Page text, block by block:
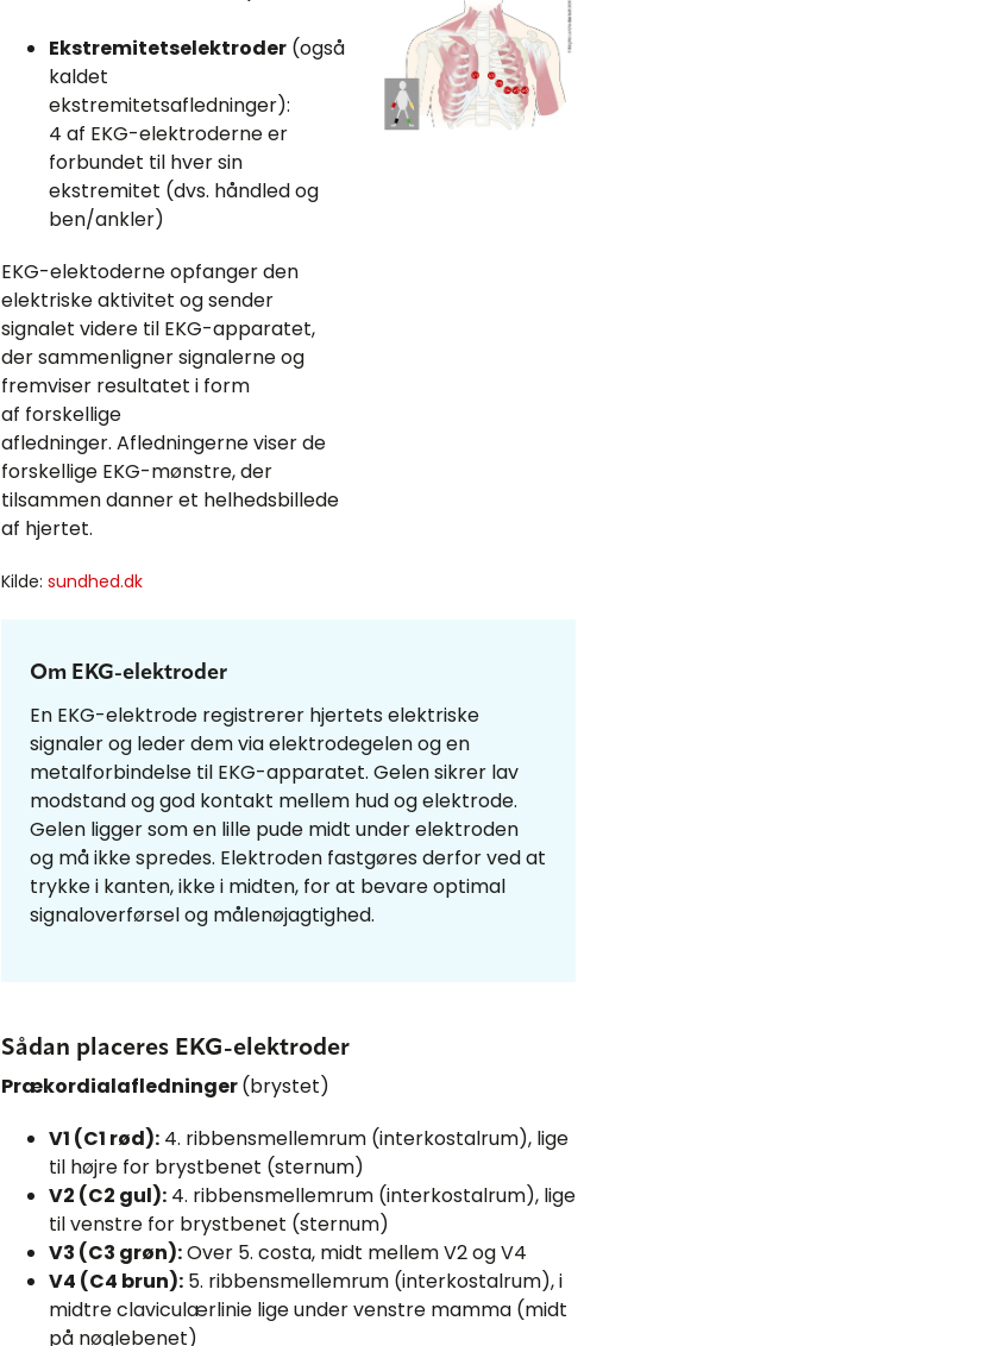
Ekstremitetselektroder (også
kaldet
ekstremitetsafledninger):
4 af EKG-elektroderne er
forbundet til hver sin
ekstremitet (dvs. håndled og
ben/ankler)
EKG-elektoderne opfanger den
elektriske aktivitet og sender
signalet videre til EKG-apparatet,
der sammenligner signalerne og
fremviser resultatet i form
af forskellige
afledninger. Afledningerne viser de
forskellige EKG-mønstre, der
tilsammen danner et helhedsbillede
af hjertet.
Kilde: sundhed.dk
Om EKG-elektroder
En EKG-elektrode registrerer hjertets elektriske
signaler og leder dem via elektrodegelen og en
metalforbindelse til EKG-apparatet. Gelen sikrer lav
modstand og god kontakt mellem hud og elektrode.
Gelen ligger som en lille pude midt under elektroden
og må ikke spredes. Elektroden fastgøres derfor ved at
trykke i kanten, ikke i midten, for at bevare optimal
signaloverførsel og målenøjagtighed.
Sådan placeres EKG-elektroder
Prækordialafledninger(brystet)
V1 (C1 rød): 4. ribbensmellemrum (interkostalrum), lige
til højre for brystbenet (sternum)
V2 (C2 gul): 4. ribbensmellemrum (interkostalrum), lige
til venstre for brystbenet (sternum)
V3 (C3 grøn):Over 5. costa, midt mellem V2 og V4
V4 (C4 brun): 5. ribbensmellemrum (interkostalrum), i
midtre claviculærlinie lige under venstre mamma (midt
på nøglebenet)